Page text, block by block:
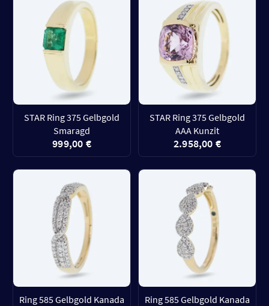
STAR Ring 375 Gelbgold
Smaragd
999,00 €
STAR Ring 375 Gelbgold
AAA Kunzit
2.958,00 €
Ring 585 Gelbgold Kanada
Ring 585 Gelbgold Kanada